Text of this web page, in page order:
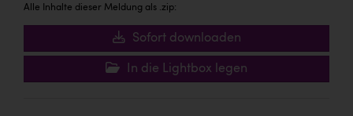
Alle Inhalte dieser Meldung als .zip:
Sofort downloaden
In die Lightbox legen